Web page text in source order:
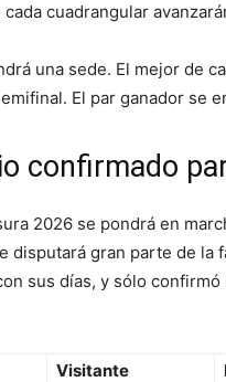
cuadrangular
una sede. El mejor de
El par ganador se
confirmado
2026 se pondrá en
disputará gran parte de la
sus días, y sólo
Visitante